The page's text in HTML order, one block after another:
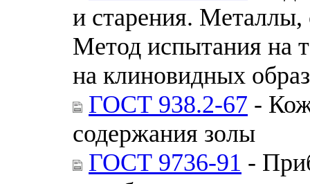
и старения.
Метод испытания на
на клиновидных
ГОСТ 938.2-67 -
содержания золы
ГОСТ 9736-91 -